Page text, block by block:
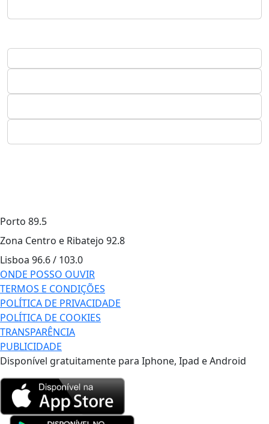
Porto 89.5
Zona Centro e Ribatejo 92.8
Lisboa 96.6 / 103.0
ONDE POSSO OUVIR
TERMOS E CONDIÇÕES
POLÍTICA DE PRIVACIDADE
POLÍTICA DE COOKIES
TRANSPARÊNCIA
PUBLICIDADE
Disponível gratuitamente para Iphone, Ipad e Android